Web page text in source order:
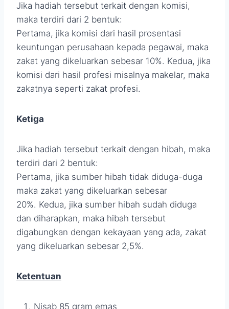
Jika hadiah tersebut terkait dengan komisi,
maka terdiri dari 2 bentuk:
Pertama, jika komisi dari hasil prosentasi
keuntungan perusahaan kepada pegawai, maka
zakat yang dikeluarkan sebesar 10%. Kedua, jika
komisi dari hasil profesi misalnya makelar, maka
zakatnya seperti zakat profesi.
Ketiga
Jika hadiah tersebut terkait dengan hibah, maka
terdiri dari 2 bentuk:
Pertama, jika sumber hibah tidak diduga-duga
maka zakat yang dikeluarkan sebesar
20%. Kedua, jika sumber hibah sudah diduga
dan diharapkan, maka hibah tersebut
digabungkan dengan kekayaan yang ada, zakat
yang dikeluarkan sebesar 2,5%.
Ketentuan
Nisab 85 gram emas